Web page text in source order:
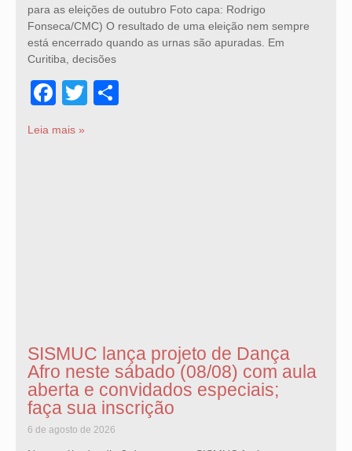
para as eleições de outubro Foto capa: Rodrigo
Fonseca/CMC) O resultado de uma eleição nem sempre
está encerrado quando as urnas são apuradas. Em
Curitiba, decisões
Facebook
Twitter
Leia mais »
SISMUC lança projeto de Dança
Afro neste sábado (08/08) com aula
aberta e convidados especiais;
faça sua inscrição
6 de agosto de 2026